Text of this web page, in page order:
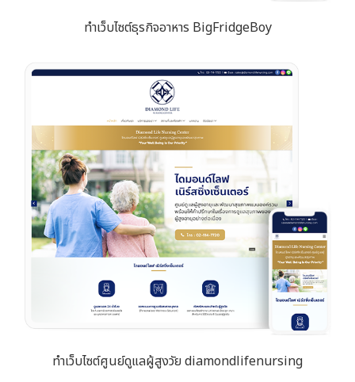
ทำเว็บไซต์ธุรกิจอาหาร BigFridgeBoy
ทำเว็บไซต์ศูนย์ดูแลผู้สูงวัย diamondlifenursing